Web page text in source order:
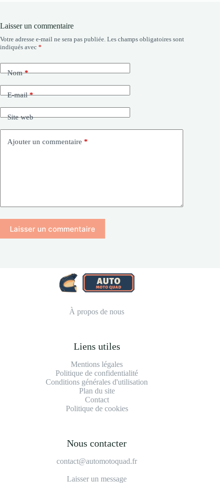
Laisser un commentaire
Votre adresse e-mail ne sera pas publiée. Les champs obligatoires sont
indiqués avec *
Nom*
E-mail*
Site web
Ajouter un commentaire *
Laisser un commentaire
À propos de nous
Liens utiles
Mentions légales
Politique de confidentialité
Conditions générales d'utilisation
Plan du site
Contact
Politique de cookies
Nous contacter
contact@automotoquad.fr
Laisser un message